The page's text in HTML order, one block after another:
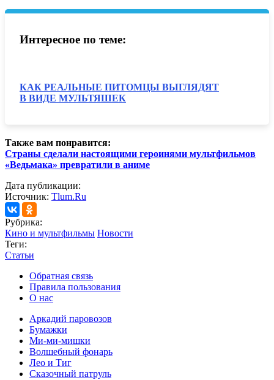
Интересное по теме:
КАК РЕАЛЬНЫЕ ПИТОМЦЫ ВЫГЛЯДЯТ
В ВИДЕ МУЛЬТЯШЕК
Также вам понравится:
Страны сделали настоящими героинями мультфильмов
«Ведьмака» превратили в аниме
Дата публикации:
Источник: Tlum.Ru
Рубрика:
Кино и мультфильмы Новости
Теги:
Статьи
Обратная связь
Правила пользования
О нас
Аркадий паровозов
Бумажки
Ми-ми-мишки
Волшебный фонарь
Лео и Тиг
Сказочный патруль